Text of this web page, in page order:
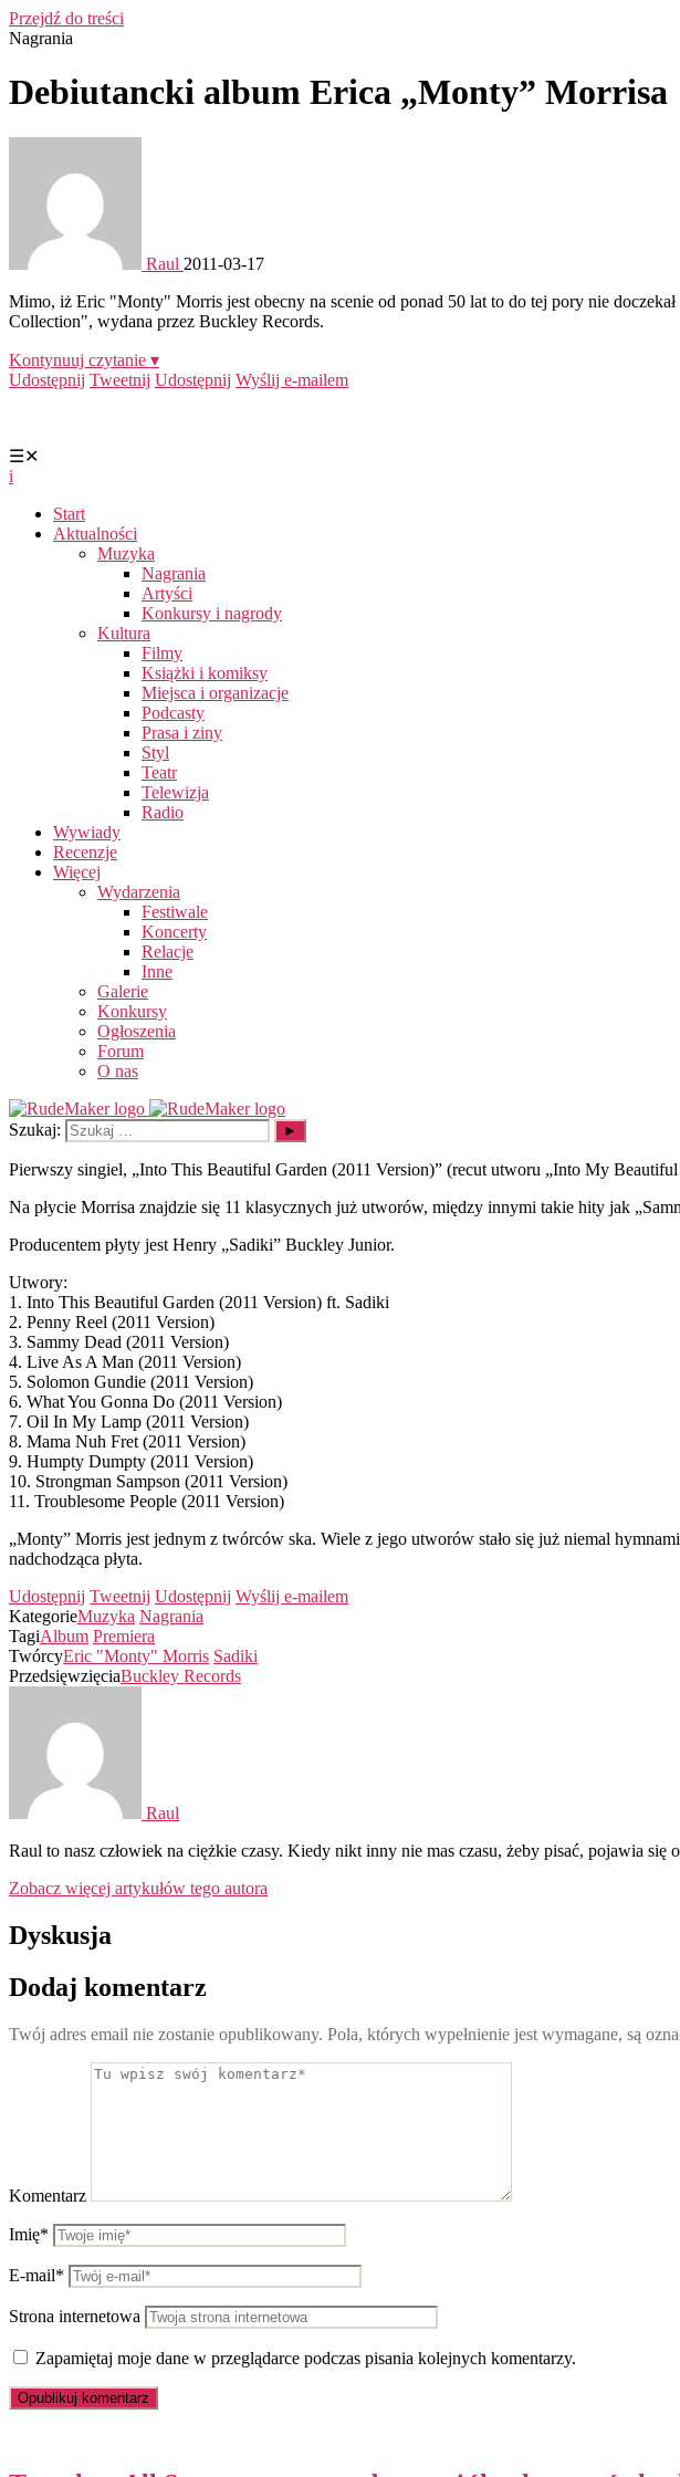
Przejdź do treści
Nagrania
Debiutancki album Erica „Monty” Morrisa
Raul 2011-03-17
Mimo, iż Eric "Monty" Morris jest obecny na scenie od ponad 50 lat to do tej pory nie
Collection", wydana przez Buckley Records.
Kontynuuj czytanie ▾
Udostępnij Tweetnij Udostępnij Wyślij e-mailem
☰✕
i
Start
Aktualności
Muzyka
Nagrania
Artyści
Konkursy i nagrody
Kultura
Filmy
Książki i komiksy
Miejsca i organizacje
Podcasty
Prasa i ziny
Styl
Teatr
Telewizja
Radio
Wywiady
Recenzje
Więcej
Wydarzenia
Festiwale
Koncerty
Relacje
Inne
Galerie
Konkursy
Ogłoszenia
Forum
O nas
Szukaj:
Pierwszy singiel, „Into This Beautiful Garden (2011 Version)” (recut utworu „Into My
Na płycie Morrisa znajdzie się 11 klasycznych już utworów, między innymi takie hity jak
Producentem płyty jest Henry „Sadiki” Buckley Junior.
Utwory:
1. Into This Beautiful Garden (2011 Version) ft. Sadiki
2. Penny Reel (2011 Version)
3. Sammy Dead (2011 Version)
4. Live As A Man (2011 Version)
5. Solomon Gundie (2011 Version)
6. What You Gonna Do (2011 Version)
7. Oil In My Lamp (2011 Version)
8. Mama Nuh Fret (2011 Version)
9. Humpty Dumpty (2011 Version)
10. Strongman Sampson (2011 Version)
11. Troublesome People (2011 Version)
„Monty” Morris jest jednym z twórców ska. Wiele z jego utworów stało się już niemal
nadchodząca płyta.
Udostępnij Tweetnij Udostępnij Wyślij e-mailem
KategorieMuzyka Nagrania
TagiAlbum Premiera
TwórcyEric "Monty" Morris Sadiki
PrzedsięwzięciaBuckley Records
Raul
Raul to nasz człowiek na ciężkie czasy. Kiedy nikt inny nie mas czasu, żeby pisać, pojawia
Zobacz więcej artykułów tego autora
Dyskusja
Dodaj komentarz
Twój adres email nie zostanie opublikowany. Pola, których wypełnienie jest wymagane, są
Komentarz
Imię*
E-mail*
Strona internetowa
Zapamiętaj moje dane w przeglądarce podczas pisania kolejnych komentarzy.